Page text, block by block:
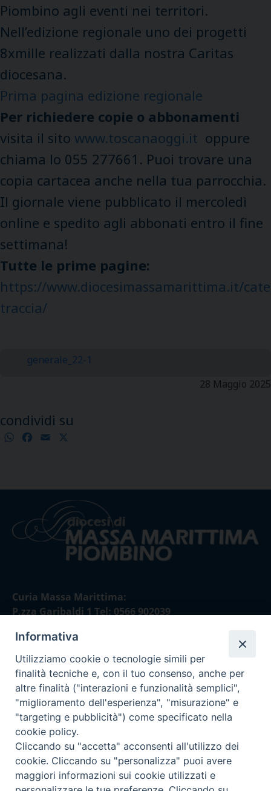
Piombino agli eventi nei territori.
Nell’edizione regionale uno dei progetti
8xmille realizzati dalla nostra Caritas
diocesana.
Prima pagina edizione regionale
Per richiedere copie o abbonamenti
visita il sito www.toscanaoggi.it oppure
chiama lo 055 277661. Puoi trovare una
copia cartacea anche nella tua parrocchia.
Il giornale viene pubblicato il mercoledì
online e spedito agli abbonati entro il fine
settimana!
Tutte le prime pagine:
https://www.diocesimassamarittima.it/
traccia/
generale_22-1
28 Maggio 2025
condividi su
WhatsApp
Facebook
Email
Curia Massa Marittima:
P.zza Garibaldi 1 Tel: 0566 902039
Curia Piombino:
Via Don Minzoni,58/A Tel e Fax: 0565 32036
E-mail:
curia@diocesimassamarittima.it
Informativa
Utilizziamo cookie o tecnologie simili per
finalità tecniche e, con il tuo consenso, anche per
altre finalità ("interazioni e funzionalità semplici",
"miglioramento dell'esperienza", "misurazione" e
"targeting e pubblicità") come specificato nella
cookie policy.
Cliccando su "accetta" acconsenti all'utilizzo dei
cookie. Cliccando su "personalizza" puoi avere
maggiori informazioni sui cookie utilizzati e